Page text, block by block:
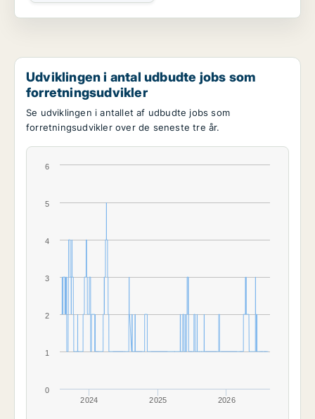
Udviklingen i antal udbudte jobs som
forretningsudvikler
Se udviklingen i antallet af udbudte jobs som
forretningsudvikler over de seneste tre år.
2024 2025 2026
0
1
2
3
4
5
6